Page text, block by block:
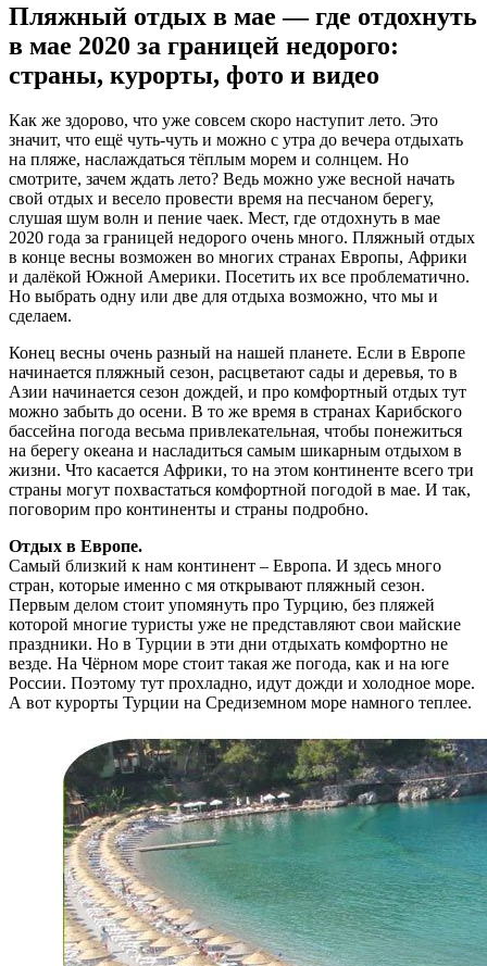
Пляжный отдых в мае — где отдохнуть
в мае 2020 за границей недорого:
страны, курорты, фото и видео
Как же здорово, что уже совсем скоро наступит лето. Это
значит, что ещё чуть-чуть и можно с утра до вечера отдыхать
на пляже, наслаждаться тёплым морем и солнцем. Но
смотрите, зачем ждать лето? Ведь можно уже весной начать
свой отдых и весело провести время на песчаном берегу,
слушая шум волн и пение чаек. Мест, где отдохнуть в мае
2020 года за границей недорого очень много. Пляжный отдых
в конце весны возможен во многих странах Европы, Африки
и далёкой Южной Америки. Посетить их все проблематично.
Но выбрать одну или две для отдыха возможно, что мы и
сделаем.
Конец весны очень разный на нашей планете. Если в Европе
начинается пляжный сезон, расцветают сады и деревья, то в
Азии начинается сезон дождей, и про комфортный отдых тут
можно забыть до осени. В то же время в странах Карибского
бассейна погода весьма привлекательная, чтобы понежиться
на берегу океана и насладиться самым шикарным отдыхом в
жизни. Что касается Африки, то на этом континенте всего три
страны могут похвастаться комфортной погодой в мае. И так,
поговорим про континенты и страны подробно.
Отдых в Европе.
Самый близкий к нам континент – Европа. И здесь много
стран, которые именно с мя открывают пляжный сезон.
Первым делом стоит упомянуть про Турцию, без пляжей
которой многие туристы уже не представляют свои майские
праздники. Но в Турции в эти дни отдыхать комфортно не
везде. На Чёрном море стоит такая же погода, как и на юге
России. Поэтому тут прохладно, идут дожди и холодное море.
А вот курорты Турции на Средиземном море намного теплее.